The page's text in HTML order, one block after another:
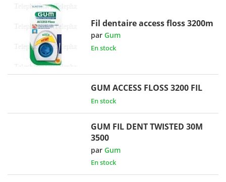
Fil dentaire access floss 3200m
parGum
En stock
GUM ACCESS FLOSS 3200 FIL
En stock
GUM FIL DENT TWISTED 30M
3500
parGum
En stock